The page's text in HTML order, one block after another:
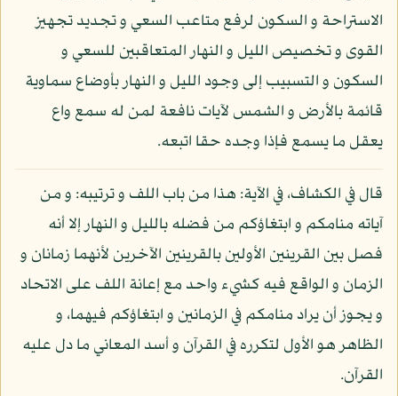
الاستراحة و السكون لرفع متاعب السعي و تجديد تجهيز
القوى و تخصيص الليل و النهار المتعاقبين للسعي و
السكون و التسبيب إلى وجود الليل و النهار بأوضاع سماوية
قائمة بالأرض و الشمس لآيات نافعة لمن له سمع واع
يعقل ما يسمع فإذا وجده حقا اتبعه.
قال في الكشاف، في الآية: هذا من باب اللف و ترتيبه: و من
آياته منامكم و ابتغاؤكم من فضله بالليل و النهار إلا أنه
فصل بين القرينين الأولين بالقرينين الآخرين لأنهما زمانان و
الزمان و الواقع فيه كشيء واحد مع إعانة اللف على الاتحاد
و يجوز أن يراد منامكم في الزمانين و ابتغاؤكم فيهما، و
الظاهر هو الأول لتكرره في القرآن و أسد المعاني ما دل عليه
القرآن.